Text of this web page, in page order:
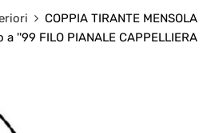
COPPIA TIRANTE MENSOLA
a ''99 FILO PIANALE CAPPELLIERA